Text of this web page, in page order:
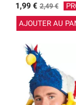
1,99 €Prix
de
base
2,49 €
AJOUTER AU